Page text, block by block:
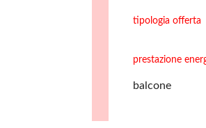
tipologia offerta
prestazione
balcone